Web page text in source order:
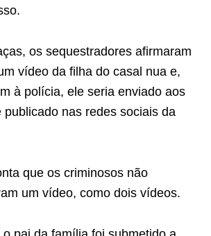
os sequestradores afirmaram
vídeo da filha do casal nua e,
à polícia, ele seria enviado aos
publicado nas redes sociais da
que os criminosos não
um vídeo, como dois vídeos.